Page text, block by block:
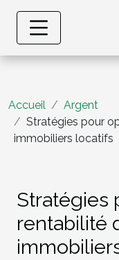
Accueil
Argent
Stratégies pour
immobiliers locatifs
Stratégies
rentabilité